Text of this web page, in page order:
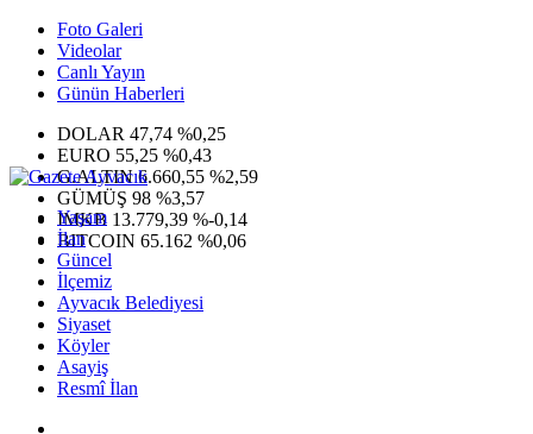
Foto Galeri
Videolar
Canlı Yayın
Günün Haberleri
DOLAR 47,74 %0,25
EURO 55,25 %0,43
G.ALTIN6.660,55 %2,59
GÜMÜŞ 98 %3,57
IMKB 13.779,39 %-0,14
BITCOIN 65.162 %0,06
Yaşam
İlan
Güncel
İlçemiz
Ayvacık Belediyesi
Siyaset
Köyler
Asayiş
Resmî İlan